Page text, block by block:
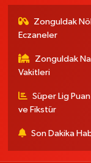
Zonguldak
Eczaneler
Zonguldak
Vakitleri
Süper Lig
ve Fikstür
Son Dakika